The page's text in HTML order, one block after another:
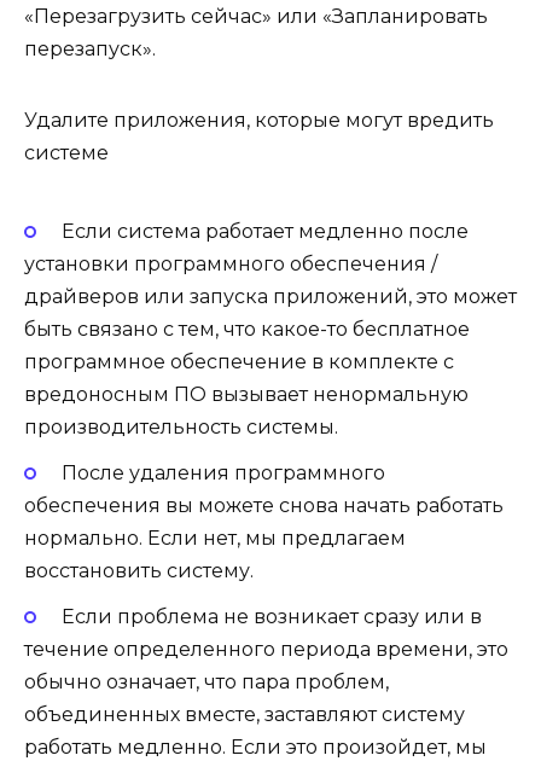
«Перезагрузить сейчас» или «Запланировать
перезапуск».
Удалите приложения, которые могут вредить
системе
Если система работает медленно после
установки программного обеспечения /
драйверов или запуска приложений, это может
быть связано с тем, что какое-то бесплатное
программное обеспечение в комплекте с
вредоносным ПО вызывает ненормальную
производительность системы.
После удаления программного
обеспечения вы можете снова начать работать
нормально. Если нет, мы предлагаем
восстановить систему.
Если проблема не возникает сразу или в
течение определенного периода времени, это
обычно означает, что пара проблем,
объединенных вместе, заставляют систему
работать медленно. Если это произойдет, мы